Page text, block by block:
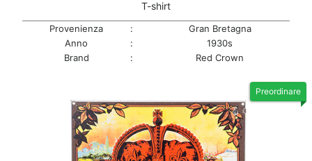
T-shirt
Provenienza :
Gran Bretagna
Anno
:
1930s
Brand
: Red Crown
Preordinare